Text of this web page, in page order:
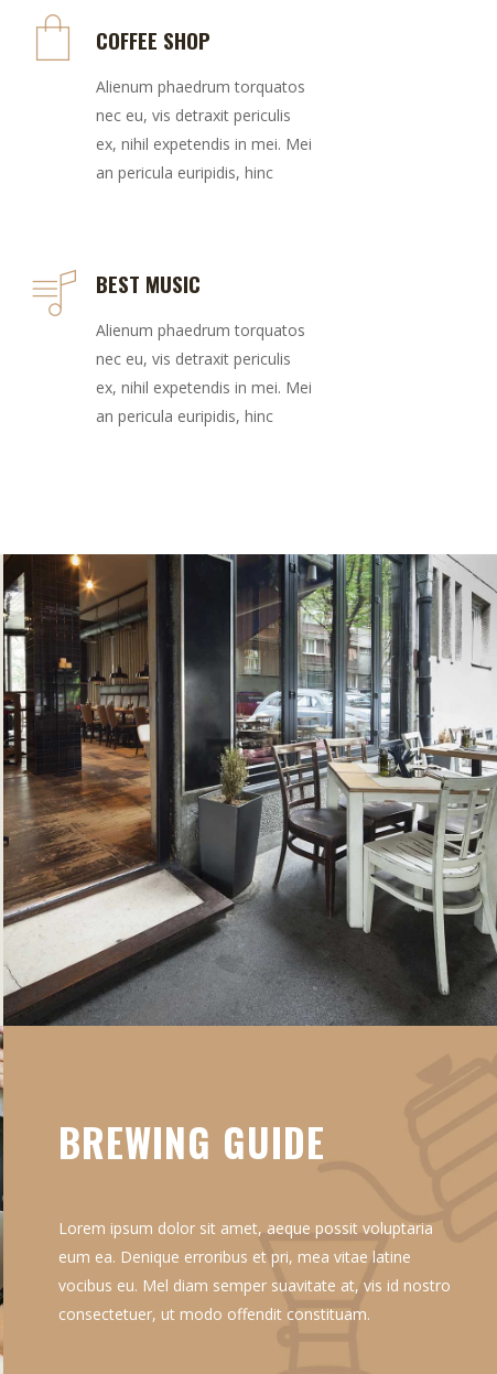
COFFEE SHOP
Alienum phaedrum torquatos
nec eu, vis detraxit periculis
ex, nihil expetendis in mei. Mei
an pericula euripidis, hinc
BEST MUSIC
Alienum phaedrum torquatos
nec eu, vis detraxit periculis
ex, nihil expetendis in mei. Mei
an pericula euripidis, hinc
BREWING GUIDE
Lorem ipsum dolor sit amet, aeque possit voluptaria
eum ea. Denique erroribus et pri, mea vitae latine
vocibus eu. Mel diam semper suavitate at, vis id nostro
consectetuer, ut modo offendit constituam.